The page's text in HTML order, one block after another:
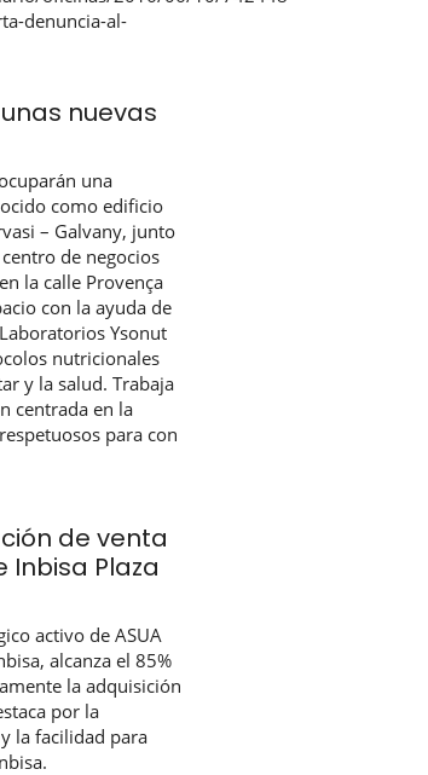
denuncia-al-
nuevas
una
como edificio
– Galvany, junto
de negocios
la calle Provença
con la ayuda de
Ysonut
nutricionales
y la salud. Trabaja
centrada en la
para con
de venta
Inbisa Plaza
activo de ASUA
alcanza el 85%
la adquisición
por la
la facilidad para